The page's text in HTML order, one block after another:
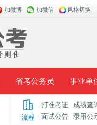
加微博 加微信 风格切换
省考公务员 事业单
面试公告 报考指导
流程
打准考证
成绩查
面试公告
录用公